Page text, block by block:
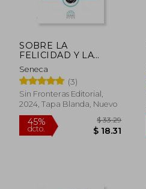
SOBRE LA
FELICIDAD Y LA
BREVEDAD DE LA
VIDA
Seneca
(3)
Sin Fronteras Editorial,
2024, Tapa Blanda, Nuevo